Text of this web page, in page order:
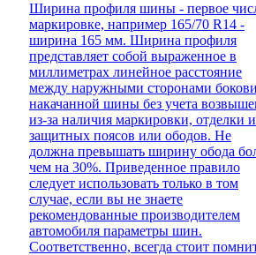
Ширина профиля шины - первое
маркировке, например 165/70 R14 -
ширина 165 мм. Ширина профиля
представляет собой выраженное в
миллиметрах линейное расстояние
между наружными сторонами
накачанной шины без учета
из-за наличия маркировки, отделки
защитных поясов или ободов. Не
должна превышать ширину обода
чем на 30%. Приведенное правило
следует использовать только в том
случае, если вы не знаете
рекомендованные производителем
автомобиля параметры шин.
Соответственно, всегда стоит